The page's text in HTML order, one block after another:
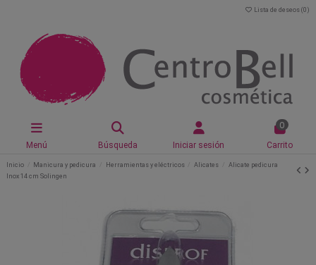
Lista de deseos (0 )
Menú Búsqueda Iniciar sesión
0
Carrito
Inicio Manicura y pedicura Herramientas y eléctricos Alicates
Alicate pedicura
Inox 14 cm Solingen